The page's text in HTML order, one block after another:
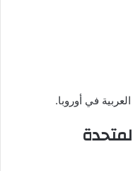
في أوروبا.